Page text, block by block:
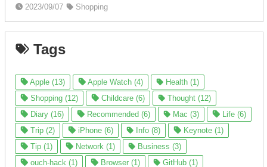
2023/09/07 Shopping
Tags
Apple (13) Apple Watch (4)
Health (1)
Shopping (12)
Childcare (6)
Thought (12)
Diary (16)
Recommended (6) Mac (3)
Life (6)
Trip (2)
iPhone (6) Info (8)
Keynote (1)
Tip (1)
Network (1)
Business (3)
ouch-hack (1)
Browser (1)
GitHub (1)